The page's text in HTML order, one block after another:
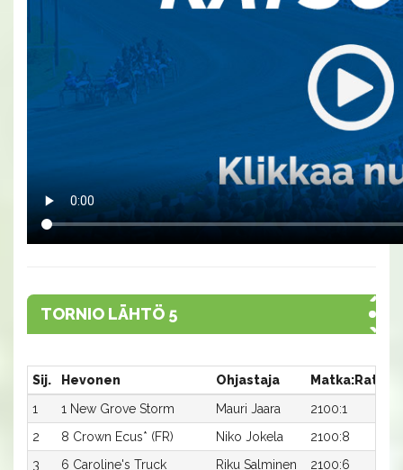
TORNIO LÄHTÖ 5
Sij. Hevonen Ohjastaja Matka:Rata
1
1 New Grove Storm Mauri Jaara 2100:1
2
8 Crown Ecus* (FR) Niko Jokela 2100:8
3
6 Caroline's Truck Riku Salminen 2100:6